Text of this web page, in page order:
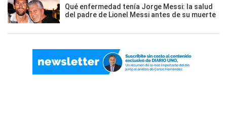
Qué enfermedad tenía Jorge Messi: la salud
del padre de Lionel Messi antes de su muerte